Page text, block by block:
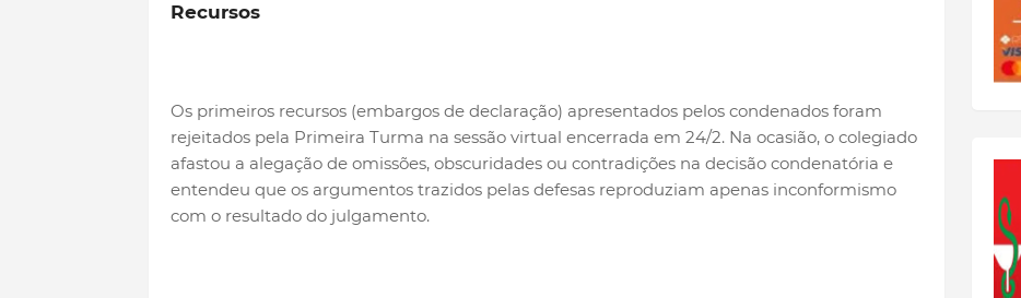
Recursos
Os primeiros recursos (embargos de declaração) apresentados pelos condenados foram
rejeitados pela Primeira Turma na sessão virtual encerrada em 24/2. Na ocasião, o colegiado
afastou a alegação de omissões, obscuridades ou contradições na decisão condenatória e
entendeu que os argumentos trazidos pelas defesas reproduziam apenas inconformismo
com o resultado do julgamento.